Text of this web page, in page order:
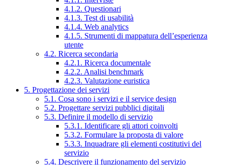
4.1.2. Questionari
4.1.3. Test di usabilità
4.1.4. Web analytics
4.1.5. Strumenti di mappatura dell’esperienza
utente
4.2. Ricerca secondaria
4.2.1. Ricerca documentale
4.2.2. Analisi benchmark
4.2.3. Valutazione euristica
5. Progettazione dei servizi
5.1. Cosa sono i servizi e il service design
5.2. Progettare servizi pubblici digitali
5.3. Definire il modello di servizio
5.3.1. Identificare gli attori coinvolti
5.3.2. Formulare la proposta di valore
5.3.3. Inquadrare gli elementi costitutivi del
servizio
5.4. Descrivere il funzionamento del servizio